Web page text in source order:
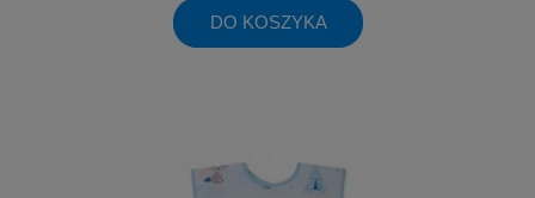
DO KOSZYKA